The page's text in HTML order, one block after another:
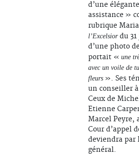
d’une
assistance »
rubrique
l’Excelsiordu 31
d’une photo
portait « une
avec un voile de
fleurs». Ses
un conseiller
Ceux de
Etienne
Marcel Peyre,
Cour d’appel
deviendra par
général.